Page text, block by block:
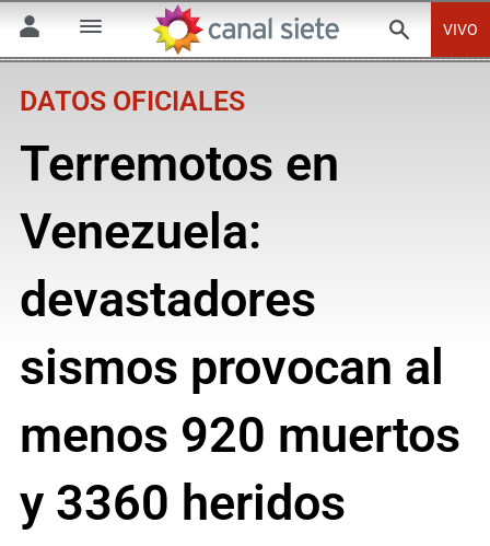
VIVO
DATOS OFICIALES
Terremotos en
Venezuela:
devastadores
sismos provocan al
menos 920 muertos
y 3360 heridos